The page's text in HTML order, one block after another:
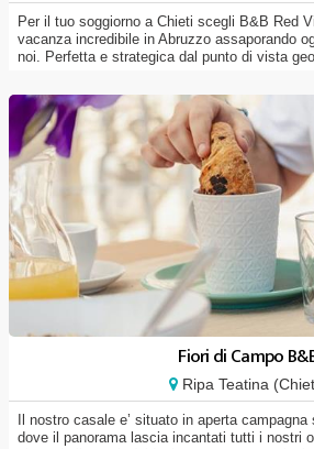
Per il tuo soggiorno a Chieti scegli B&B Red
vacanza incredibile in Abruzzo assaporando
noi. Perfetta e strategica dal punto di vista
Fiori di Campo
Ripa Teatina
Il nostro casale e’ situato in aperta
dove il panorama lascia incantati tutti i nostri